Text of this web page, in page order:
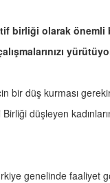
birliği olarak önemli
bir düş kurması
düşleyen
genelinde faaliyet